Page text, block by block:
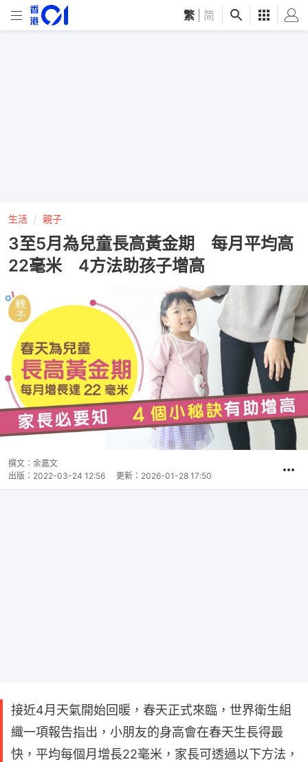
繁 简
生活 親子
3至5月為兒童長高黃金期 每月平均高
22毫米 4方法助孩子增高
撰文： 余嘉文
出版： 2022-03-24 12:56 更新： 2026-01-28 17:50
接近4月天氣開始回暖，春天正式來臨，世界衛生組
織一項報告指出，小朋友的身高會在春天生長得最
快，平均每個月增長22毫米，家長可透過以下方法，